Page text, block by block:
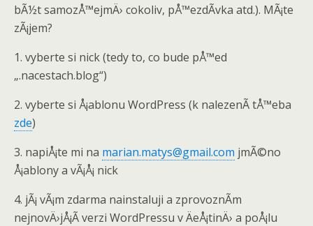
bÃ½t samozÅ™ejmÄ› cokoliv, pÅ™ezdÃ­vka atd.). MÃ¡te
zÃ¡jem?
1. vyberte si nick (tedy to, co bude pÅ™ed
„.nacestach.blog“)
2. vyberte si Å¡ablonu WordPress (k nalezenÃ­ tÅ™eba
zde)
3. napiÅ¡te mi na marian.matys@gmail.com jmÃ©no
Å¡ablony a vÃ¡Å¡ nick
4. jÃ¡ vÃ¡m zdarma nainstaluji a zprovoznÃ­m
nejnovÄ›jÅ¡Ã­ verzi WordPressu v ÄeÅ¡tinÄ› a poÅ¡lu